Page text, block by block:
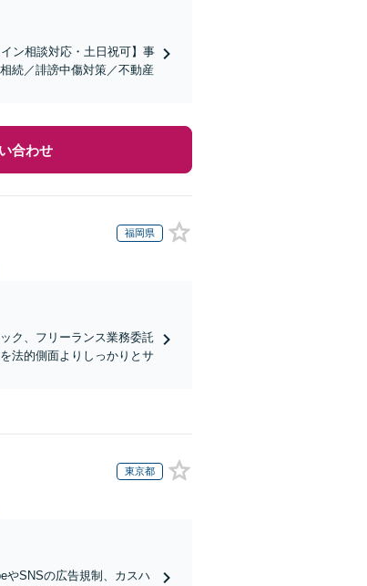
ン相談対応・土日祝可】事
続／誹謗中傷対策／不動産
合わせ
福岡県
ク、フリーランス業務委託
法的側面よりしっかりとサ
東京都
やSNSの広告規制、カスハ